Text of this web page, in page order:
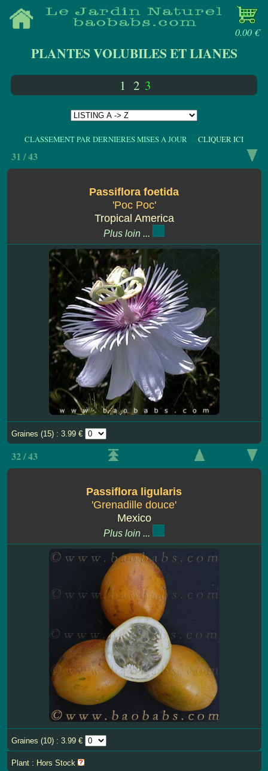
0.00 €
PLANTES VOLUBILES ET LIANES
1 2 3
CLASSEMENT PAR DERNIERES MISES A JOUR CLIQUER ICI
31 / 43
Passiflora foetida
'Poc Poc'
Tropical America
Plus loin ...
Graines (15) : 3.99 €
32 / 43
Passiflora ligularis
'Grenadille douce'
Mexico
Plus loin ...
Graines (10) : 3.99 €
Plant : Hors Stock